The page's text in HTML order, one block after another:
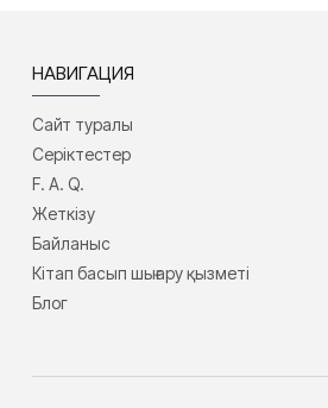
НАВИГАЦИЯ
Сайт туралы
Серіктестер
F. A. Q.
Жеткізу
Байланыс
Кітап басып шығару қызметі
Блог